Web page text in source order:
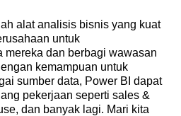
alat analisis bisnis yang kuat
untuk
mereka dan berbagi wawasan
kemampuan untuk
sumber data, Power BI dapat
pekerjaan seperti sales &
dan banyak lagi. Mari kita